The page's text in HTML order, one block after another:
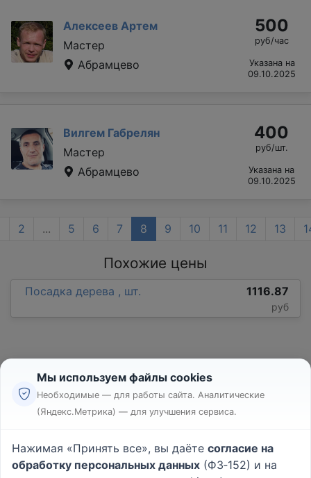
Алексеев Артем
Мастер
Абрамцево
500
руб/час
Указана на
09.10.2025
Вилгем Габрелян
Мастер
Абрамцево
400
руб/шт.
Указана на
09.10.2025
2 ... 5 6 7 8 9 10 11 12 13
Похожие цены
Посадка дерева , шт. 1116.87
руб
Реклама
Пользовательское соглашение
Политика конфиденциальности
Мы используем файлы cookies
Необходимые — для работы сайта. Аналитические
(Яндекс.Метрика) — для улучшения сервиса.
Нажимая «Принять все», вы даёте согласие на
обработку персональных данных (ФЗ‑152) и на